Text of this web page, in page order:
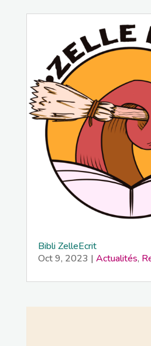
Bibli ZelleEcrit
Oct 9, 2023 | Actualités,